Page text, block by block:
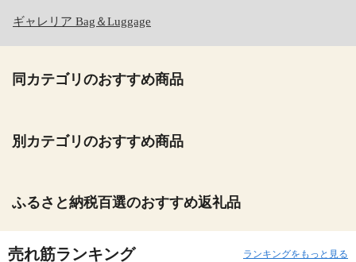
ギャレリア Bag＆Luggage
同カテゴリのおすすめ商品
別カテゴリのおすすめ商品
ふるさと納税百選のおすすめ返礼品
売れ筋ランキング ランキングをもっと見る